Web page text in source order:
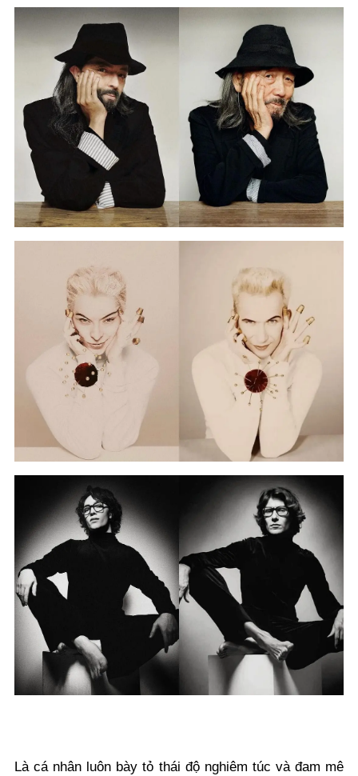
Là cá nhân luôn bày tỏ thái độ nghiêm túc và đam mê